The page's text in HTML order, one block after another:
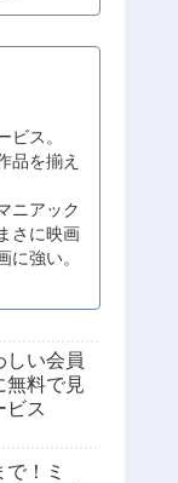
ス。
品を揃え
ニアック
さに映画
強い。
しい会員
無料で見
ビス
！ミ